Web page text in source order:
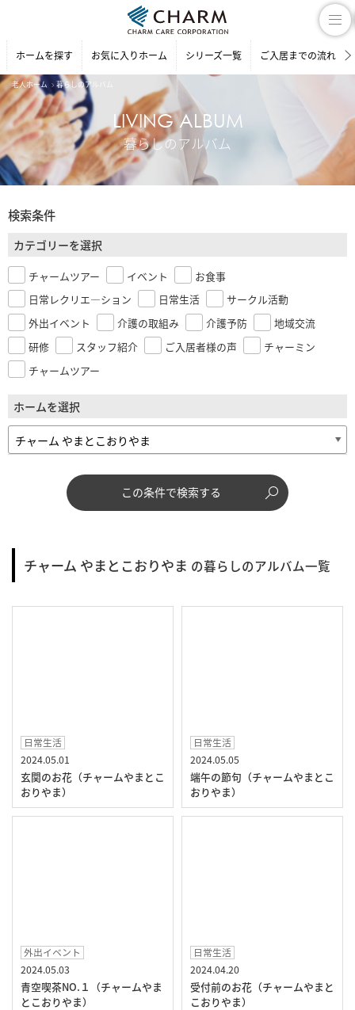
ホームを探す お気に入りホーム シリーズ一覧 ご入居までの流れ
老人ホーム 暮らしのアルバム
LIVING ALBUM
暮らしのアルバム
検索条件
カテゴリーを選択
チャームツアー イベント
お食事
日常レクリエ―ション
日常生活
サークル活動
外出イベント
介護の取組み 介護予防
地域交流
研修
スタッフ紹介 ご入居者様の声
チャーミン
チャームツアー
ホームを選択
この条件で検索する
チャーム やまとこおりやま の暮らしのアルバム一覧
日常生活
2024.05.01
玄関のお花（チャームやまとこ
おりやま）
日常生活
2024.05.05
端午の節句（チャームやまとこ
おりやま）
外出イベント
2024.05.03
青空喫茶NO.１（チャームやま
とこおりやま）
日常生活
2024.04.20
受付前のお花（チャームやまと
こおりやま）